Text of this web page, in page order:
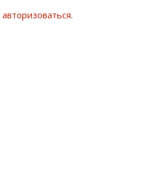
авторизоваться.